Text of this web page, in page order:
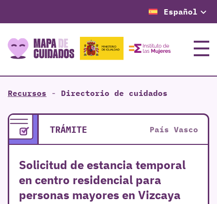
Español
Menú
Recursos - Directorio de cuidados
TRÁMITE País Vasco
Solicitud de estancia temporal
en centro residencial para
personas mayores en Vizcaya